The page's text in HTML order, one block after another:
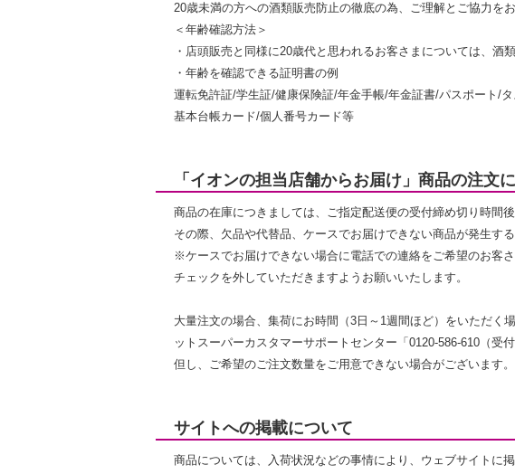
20歳未満の方への酒類販売防止の徹底の為、ご理解とご協力をお
＜年齢確認方法＞
・店頭販売と同様に20歳代と思われるお客さまについては、酒
・年齢を確認できる証明書の例
運転免許証/学生証/健康保険証/年金手帳/年金証書/パスポート/
基本台帳カード/個人番号カード等
「イオンの担当店舗からお届け」商品の注文
商品の在庫につきましては、ご指定配送便の受付締め切り時間
その際、欠品や代替品、ケースでお届けできない商品が発生する
※ケースでお届けできない場合に電話での連絡をご希望のお客
チェックを外していただきますようお願いいたします。
大量注文の場合、集荷にお時間（3日～1週間ほど）をいただく
ットスーパーカスタマーサポートセンター「0120-586-610（受
但し、ご希望のご注文数量をご用意できない場合がございます
サイトへの掲載について
商品については、入荷状況などの事情により、ウェブサイトに